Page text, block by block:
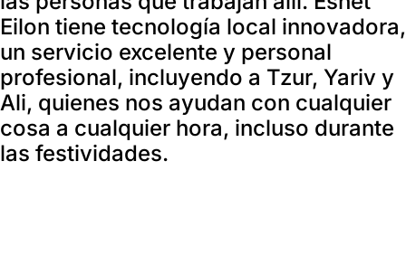
Eilon tiene tecnología local innovadora,
un servicio excelente y personal
profesional, incluyendo a Tzur, Yariv y
Ali, quienes nos ayudan con cualquier
cosa a cualquier hora, incluso durante
las festividades.